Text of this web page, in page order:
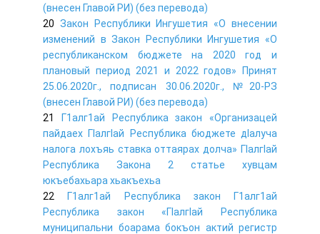
(внесен Главой РИ) (без перевода)
20 Закон Республики Ингушетия «О внесении
изменений в Закон Республики Ингушетия «О
республиканском бюджете на 2020 год и
плановый период 2021 и 2022 годов» Принят
25.06.2020г., подписан 30.06.2020г., №20-РЗ
(внесен Главой РИ) (без перевода)
21
Г1алг1ай Республика закон «Организацей
пайдаех ГIалгIай Республика бюджете дIалуча
налога лохъяь ставка оттаярах долча» ГIалгIай
Республика Закона 2 статье хувцам
юкъебахьара хьакъехьа
22
Г1алг1ай Республика закон Г1алг1ай
Республика закон «ГIалгIай Республика
муниципальни боарама бокъон актий регистр